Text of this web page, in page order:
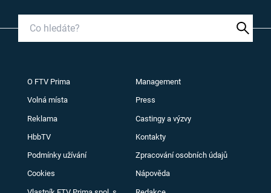
O FTV Prima Management
Volná místa Press
Reklama Castingy a výzvy
HbbTV Kontakty
Podmínky užívání Zpracování osobních údajů
Cookies Nápověda